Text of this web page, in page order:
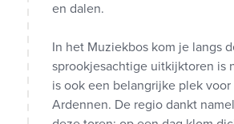
en dalen.
In het Muziekbos kom je langs
sprookjesachtige uitkijktoren is
is ook een belangrijke plek voor
Ardennen. De regio dankt